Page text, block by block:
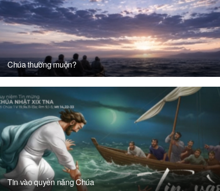
Chúa thường muộn?
Tin vào quyền năng Chúa